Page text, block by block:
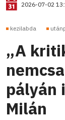
2026-07-02
kezilabda
„A
pályán
Milán